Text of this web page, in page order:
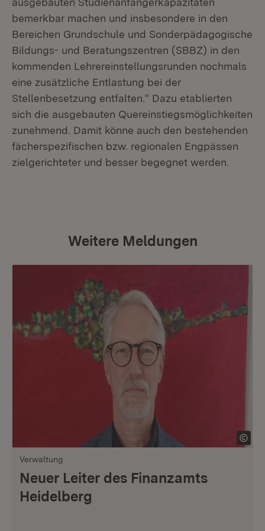
bemerkbar machen und insbesondere in den
Bereichen Grundschule und Sonderpädagogische
Bildungs- und Beratungszentren (SBBZ) in den
kommenden Lehrereinstellungsrunden nochmals
eine zusätzliche Entlastung bei der
Stellenbesetzung entfalten.“ Dazu etablierten
sich die ausgebauten Quereinstiegsmöglichkeiten
zunehmend. Damit könne auch den bestehenden
fächerspezifischen bzw. regionalen Engpässen
zielgerichteter und besser begegnet werden.
Weitere Meldungen
Verwaltung
Neuer Leiter des Finanzamts
Heidelberg